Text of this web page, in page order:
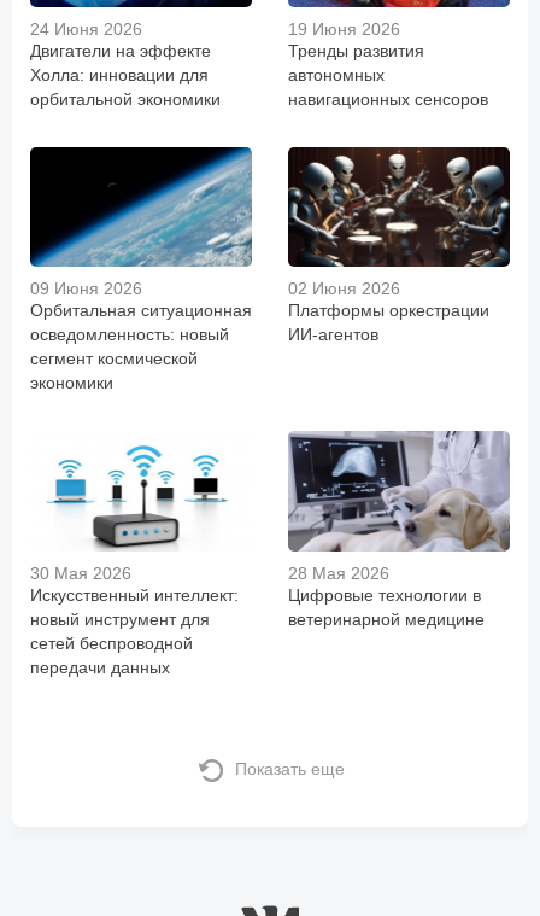
24 Июня 2026
Двигатели на эффекте
Холла: инновации для
орбитальной экономики
19 Июня 2026
Тренды развития
автономных
навигационных сенсоров
09 Июня 2026
Орбитальная ситуационная
осведомленность: новый
сегмент космической
экономики
02 Июня 2026
Платформы оркестрации
ИИ-агентов
30 Мая 2026
Искусственный интеллект:
новый инструмент для
сетей беспроводной
передачи данных
28 Мая 2026
Цифровые технологии в
ветеринарной медицине
Показать еще